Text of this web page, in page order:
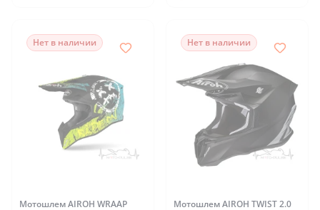
Нет в наличии
Мотошлем AIROH WRAAP
Нет в наличии
Мотошлем AIROH TWIST 2.0